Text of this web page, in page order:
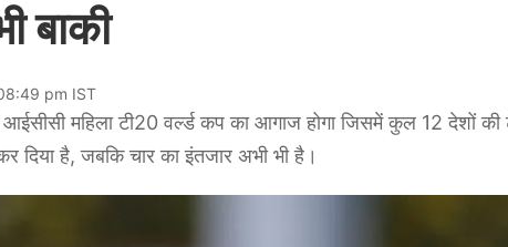
बाकी
pm IST
महिला टी20 वर्ल्ड कप का आगाज होगा जिसमें कुल 12 देशों की
दिया है, जबकि चार का इंतजार अभी भी है।